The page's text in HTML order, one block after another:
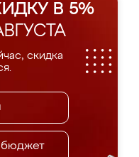
В 5%
скидка